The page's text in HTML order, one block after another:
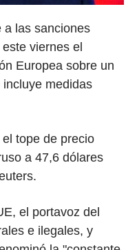
a las sanciones
viernes el
Europea sobre un
medidas
tope de precio
a 47,6 dólares
el portavoz del
e ilegales, y